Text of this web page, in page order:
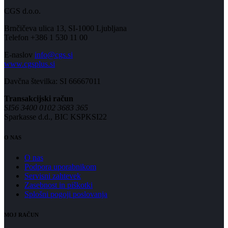
CGS d.o.o.
Brnčičeva ulica 13, SI-1000 Ljubljana
Telefon +386 1 530 11 00
E-naslov info@cgs.si
www.cgsplus.si
Davčna številka: SI 66667011
Transakcijski račun
SI56 3400 0102 3683 365
Sparkasse d.d., BIC KSPKSI22
O NAS
O nas
Podpora uporabnikom
Servisni zahtevek
Zasebnost in piškotki
Splošni pogoji poslovanja
MOJ RAČUN